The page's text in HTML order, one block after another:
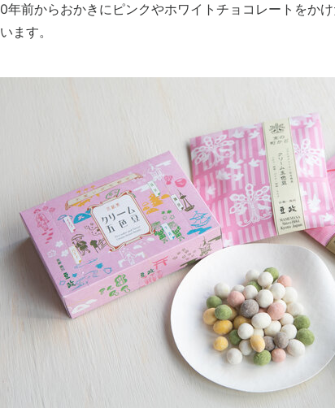
0年前からおかきにピンクやホワイトチョコレートをか
います。